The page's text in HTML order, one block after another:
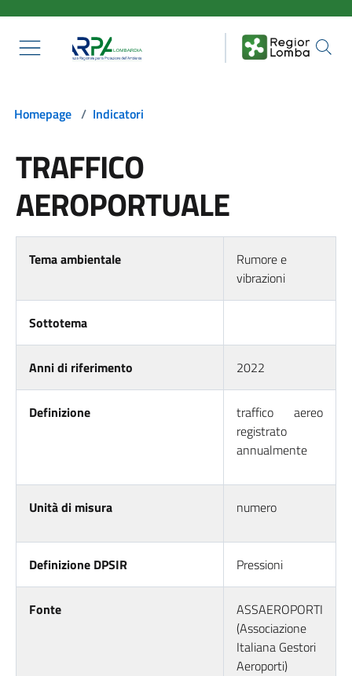
Homepage / Indicatori
TRAFFICO
AEROPORTUALE
Tema ambientale
Rumore e
vibrazioni
Sottotema
Anni di riferimento 2022
Definizione
traffico aereo
registrato
annualmente
Unità di misura numero
Definizione DPSIR Pressioni
Fonte
ASSAEROPORTI
(Associazione
Italiana Gestori
Aeroporti)